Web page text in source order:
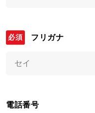
フリガナ
電話番号